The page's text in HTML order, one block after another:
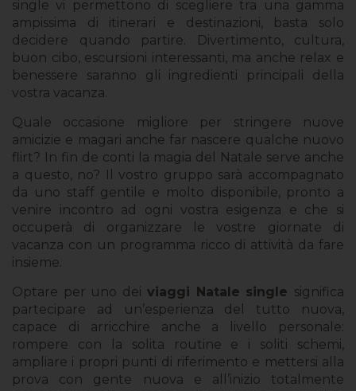
single vi permettono di scegliere tra una gamma
ampissima di itinerari e destinazioni, basta solo
decidere quando partire. Divertimento, cultura,
buon cibo, escursioni interessanti, ma anche relax e
benessere saranno gli ingredienti principali della
vostra vacanza.
Quale occasione migliore per stringere nuove
amicizie e magari anche far nascere qualche nuovo
flirt? In fin de conti la magia del Natale serve anche
a questo, no? Il vostro gruppo sarà accompagnato
da uno staff gentile e molto disponibile, pronto a
venire incontro ad ogni vostra esigenza e che si
occuperà di organizzare le vostre giornate di
vacanza con un programma ricco di attività da fare
insieme.
Optare per uno dei viaggi Natale single significa
partecipare ad un’esperienza del tutto nuova,
capace di arricchire anche a livello personale:
rompere con la solita routine e i soliti schemi,
ampliare i propri punti di riferimento e mettersi alla
prova con gente nuova e all’inizio totalmente